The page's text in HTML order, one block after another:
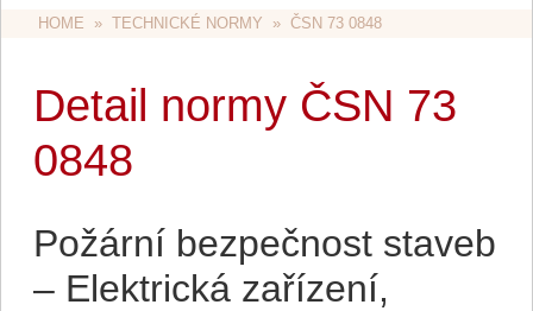
HOME
  »
TECHNICKÉ NORMY
  »  ČSN 73 0848
Detail normy ČSN 73
0848
Požární bezpečnost staveb
– Elektrická zařízení,